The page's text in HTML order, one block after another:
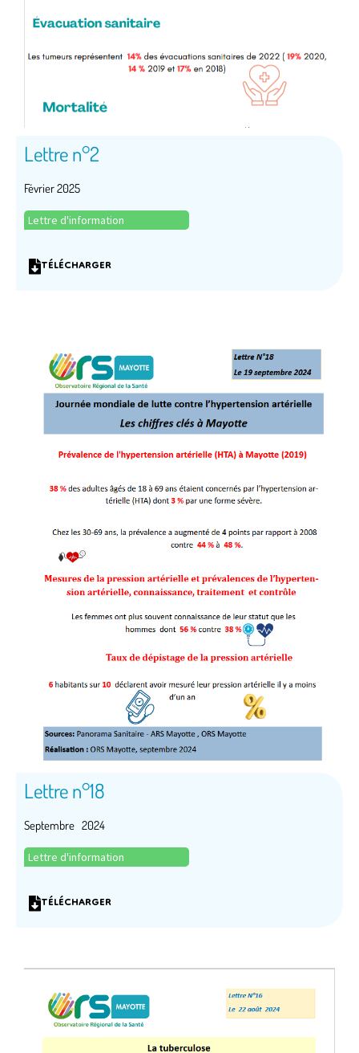
Lettre n°2
Février 2025
Lettre d'information
TÉLÉCHARGER
Lettre n°18
Septembre 2024
Lettre d'information
TÉLÉCHARGER